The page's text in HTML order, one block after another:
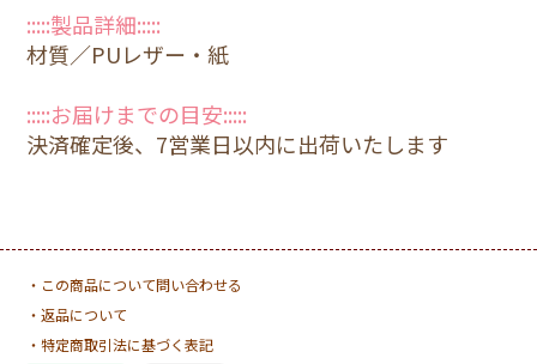
:::::製品詳細:::::
材質／PUレザー・紙
:::::お届けまでの目安:::::
決済確定後、7営業日以内に出荷いたします
・この商品について問い合わせる
・返品について
・特定商取引法に基づく表記